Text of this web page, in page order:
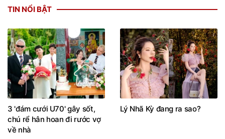
TIN NỔI BẬT
3 'đám cưới U70' gây sốt,
chú rể hân hoan đi rước vợ
về nhà
Lý Nhã Kỳ đang ra sao?